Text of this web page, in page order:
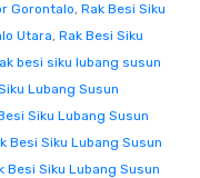
Gorontalo, Rak Besi Siku
Utara, Rak Besi Siku
besi siku lubang susun
Lubang Susun
Siku Lubang Susun
Besi Siku Lubang Susun
Besi Siku Lubang Susun